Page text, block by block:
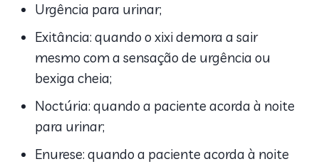
Urgência para urinar;
Exitância: quando o xixi demora a sair
mesmo com a sensação de urgência ou
bexiga cheia;
Noctúria: quando a paciente acorda à noite
para urinar;
Enurese: quando a paciente acorda à noite